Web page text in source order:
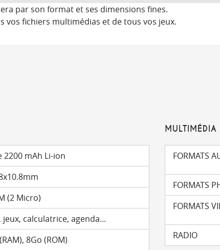
par son format et ses dimensions fines.
fichiers multimédias et de tous vos jeux.
2200 mAh Li-ion
(2 Micro)
jeux, calculatrice, agenda...
8Go (ROM)
MULTIMÉDIA
FORMATS
FORMATS
FORMATS
RADIO